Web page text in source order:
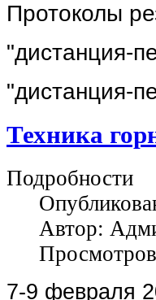
Протоколы
"дистанция-
"дистанция-
Техника
Подробности
Автор:
7-9 февраля